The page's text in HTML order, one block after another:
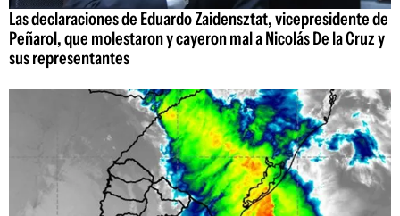
Las declaraciones de Eduardo Zaidensztat, vicepresidente de
Peñarol, que molestaron y cayeron mal a Nicolás De la Cruz y
sus representantes